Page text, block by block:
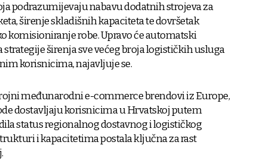
podrazumijevaju nabavu dodatnih strojeva za
širenje skladišnih kapaciteta te dovršetak
komisioniranje robe. Upravo će automatski
širenja sve većeg broja logističkih usluga
korisnicima, najavljuje se.
međunarodni e-commerce brendovi iz Europe,
dostavljaju korisnicima u Hrvatskoj putem
status regionalnog dostavnog i logističkog
i kapacitetima postala ključna za rast